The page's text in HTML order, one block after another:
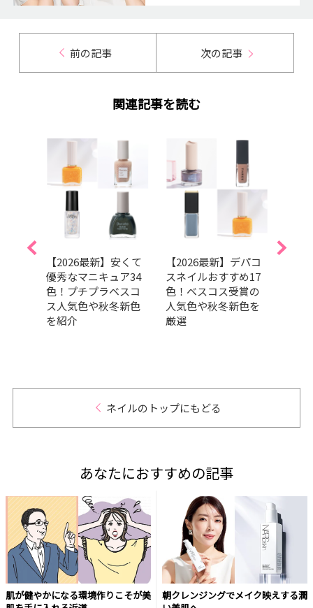
前の記事 次の記事
関連記事を読む
【2026最新】安くて
優秀なマニキュア34
色！プチプラベスコ
ス人気色や秋冬新色
を紹介
【2026最新】デパコ
スネイルおすすめ17
色！ベスコス受賞の
人気色や秋冬新色を
厳選
ネイルのトップにもどる
あなたにおすすめの記事
肌が健やかになる環境作りこそが美
朝クレンジングでメイク映えする潤